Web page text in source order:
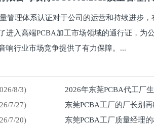
管理体系认证对于公司的运营和持续进步，
进入高端PCBA加工市场领域的通行证，为
响行业市场竞争提供了有力保障。...
8/3)
2026年东莞PCBA代工厂
留在车间
7/27)
东莞PCBA工厂的厂长别
然来
7/20)
东莞PCBA工厂质量经理